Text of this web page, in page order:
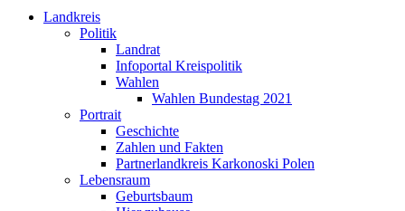
Landkreis
Politik
Landrat
Infoportal Kreispolitik
Wahlen
Wahlen Bundestag 2021
Portrait
Geschichte
Zahlen und Fakten
Partnerlandkreis Karkonoski Polen
Lebensraum
Geburtsbaum